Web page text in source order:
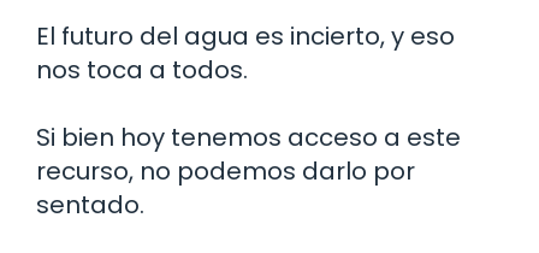
El futuro del agua es incierto, y eso
nos toca a todos.
Si bien hoy tenemos acceso a este
recurso, no podemos darlo por
sentado.